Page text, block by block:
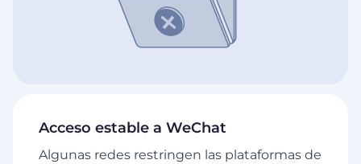
Acceso estable a WeChat
Algunas redes restringen las plataformas de